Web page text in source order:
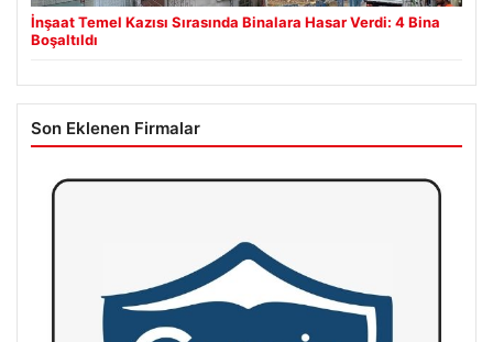
İnşaat Temel Kazısı Sırasında Binalara Hasar Verdi: 4 Bina
Boşaltıldı
Son Eklenen Firmalar